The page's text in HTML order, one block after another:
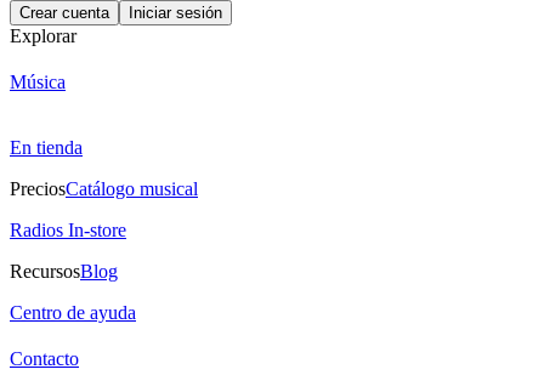
Crear cuenta Iniciar sesión
Explorar
Música
En tienda
PreciosCatálogo musical
Radios In-store
RecursosBlog
Centro de ayuda
Contacto